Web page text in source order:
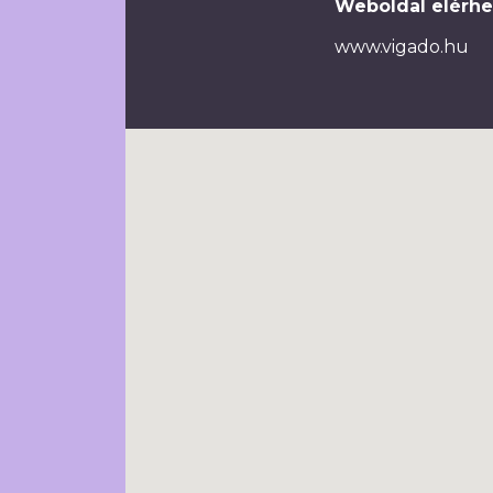
Weboldal
www.vigado.hu